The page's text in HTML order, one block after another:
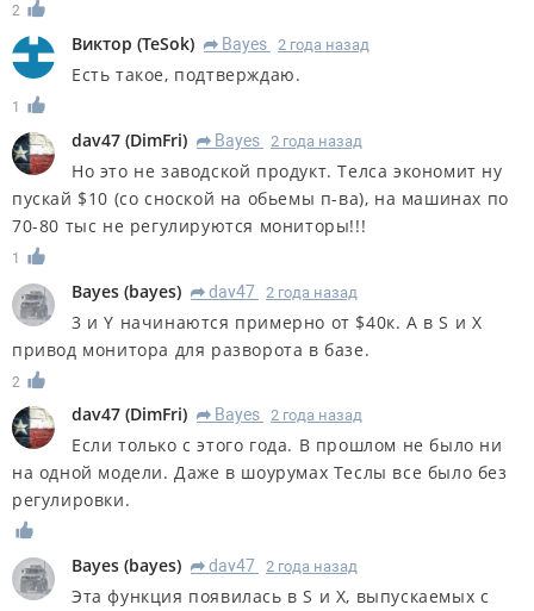
2
Виктор (TeSok) R Bayes 2 года назад
Есть такое, подтверждаю.
1
dav47 (DimFri) R Bayes 2 года назад
Но это не заводской продукт. Телса экономит ну
пускай $10 (со сноской на обьемы п-ва), на машинах по
70-80 тыс не регулируются мониторы!!!
1
Bayes (bayes) R dav47 2 года назад
3 и Y начинаются примерно от $40к. А в S и X
привод монитора для разворота в базе.
2
dav47 (DimFri) R Bayes 2 года назад
Если только с этого года. В прошлом не было ни
на одной модели. Даже в шоурумах Теслы все было без
регулировки.
Bayes (bayes) R dav47 2 года назад
Эта функция появилась в S и X, выпускаемых с